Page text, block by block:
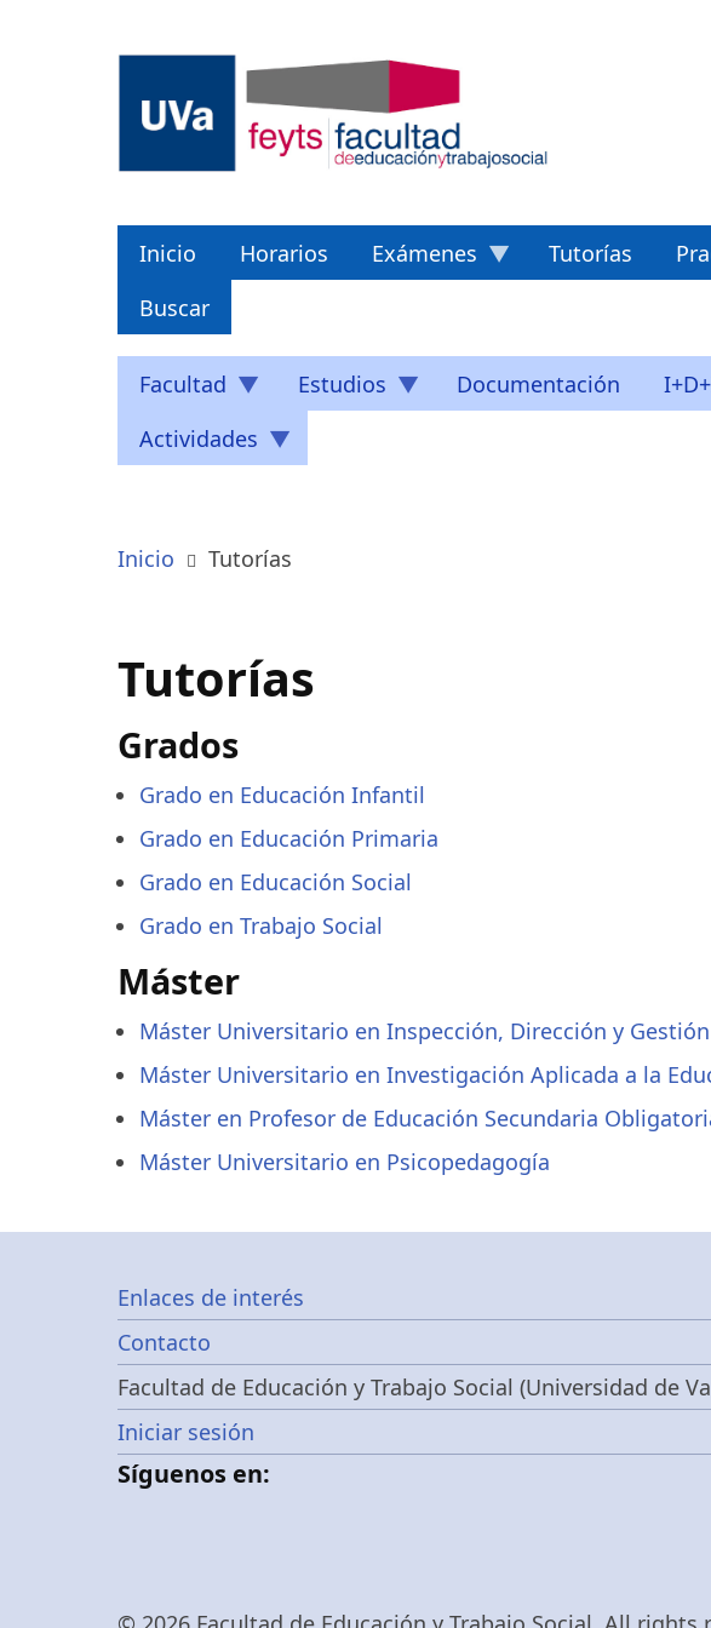
Inicio Horarios Exámenes Tutorías
Buscar
Facultad Estudios Documentación
Actividades
Inicio Tutorías
Tutorías
Grados
Grado en Educación Infantil
Grado en Educación Primaria
Grado en Educación Social
Grado en Trabajo Social
Máster
Máster Universitario en Inspección, Dirección y
Máster Universitario en Investigación Aplicada a la
Máster en Profesor de Educación Secundaria
Máster Universitario en Psicopedagogía
Footer
menu
Enlaces de interés
Contacto
Facultad de Educación y Trabajo Social (Universidad de
Menú
de
Iniciar sesión
Síguenos en: